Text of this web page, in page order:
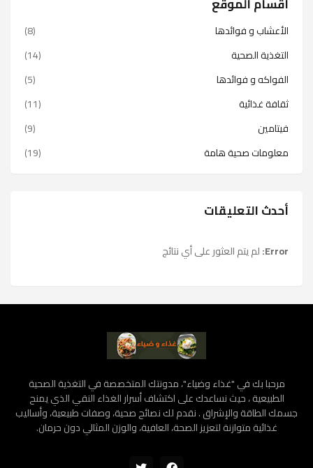
الأعشاب و فوائدها
(8)
التغذية الصحية
(14)
الفواكه و فوائدها
(5)
ثقافة غذائية
(11)
فيتامين
(9)
معلومات صحية هامة
(19)
أحدث التعليقات
Error: لم يتم العثور على أي نتائج
مرحبا بك في "غذاء وضياء"، مدونتك المتخصصة في التغذية الصحية
الطبيعية ، حيث نساعدك على اكتشاف أسرار الغذاء النقي الذي يمنح
جسمك الطاقة والإشراق . نقدم لك نصائح صحية، وصفات طبيعية، وأساليب
غذائية متوازنة لتعزيز الصحة، العافية، والوزن المثالي دون حرمان.